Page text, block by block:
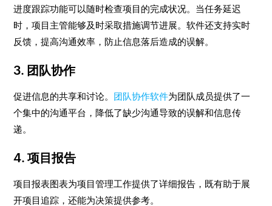
进度跟踪功能可以随时检查项目的完成状况。当任务延迟
时，项目主管能够及时采取措施调节进展。软件还支持实时
反馈，提高沟通效率，防止信息落后造成的误解。
3. 团队协作
促进信息的共享和讨论。 团队协作软件为团队成员提供了一
个集中的沟通平台，降低了缺少沟通导致的误解和信息传
递。
4. 项目报告
项目报表图表为项目管理工作提供了详细报告，既有助于展
开项目追踪，还能为决策提供参考。